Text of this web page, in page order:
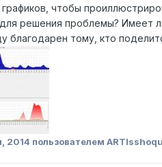
чтобы
решения проблемы? Имеет
благодарен тому, кто
2014 пользователем